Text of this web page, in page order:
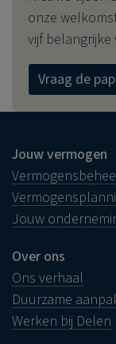
onze
vijf
Vraag de
Jouw vermogen
Jouw
Over ons
Ons verhaal
Duurzame
Werken bij Delen